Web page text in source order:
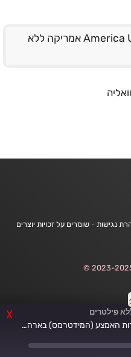
X
כל מה שרציתם לדעת על בחירות האמצע (המידטרמס) בארה"ב- מתוך התכנית 'אמריקה תנוחי!'
America Unfiltered אמריקה ללא
נגישות - שומרים על זכויות יוצרים